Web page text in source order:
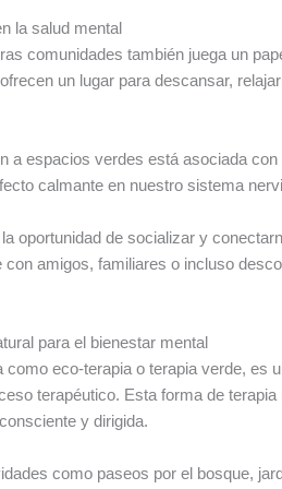
la salud mental
comunidades también juega un
un lugar para descansar,
a espacios verdes está asociada
calmante en nuestro sistema
oportunidad de socializar y
amigos, familiares o incluso
para el bienestar mental
eco-terapia o terapia verde,
terapéutico. Esta forma de
y dirigida.
como paseos por el bosque,